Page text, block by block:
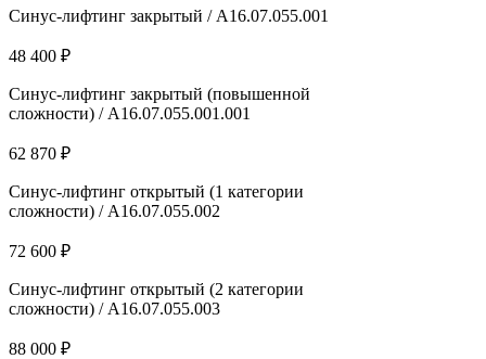
Синус-лифтинг закрытый / А16.07.055.001
48 400 ₽
Синус-лифтинг закрытый (повышенной
сложности) / А16.07.055.001.001
62 870 ₽
Синус-лифтинг открытый (1 категории
сложности) / А16.07.055.002
72 600 ₽
Синус-лифтинг открытый (2 категории
сложности) / А16.07.055.003
88 000 ₽